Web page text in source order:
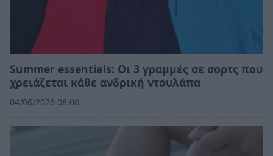
Summer essentials: Οι 3 γραμμές σε σορτς που
χρειάζεται κάθε ανδρική ντουλάπα
04/06/2026 08:00